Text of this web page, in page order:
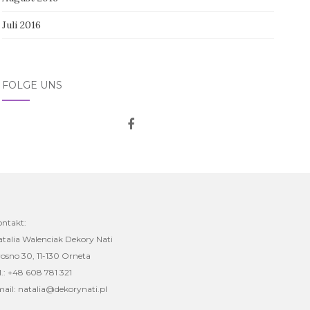
Juli 2016
FOLGE UNS
Walenciak Dekory Nati
30, 11-130 Orneta
+48 608 781 321
natalia@dekorynati.pl